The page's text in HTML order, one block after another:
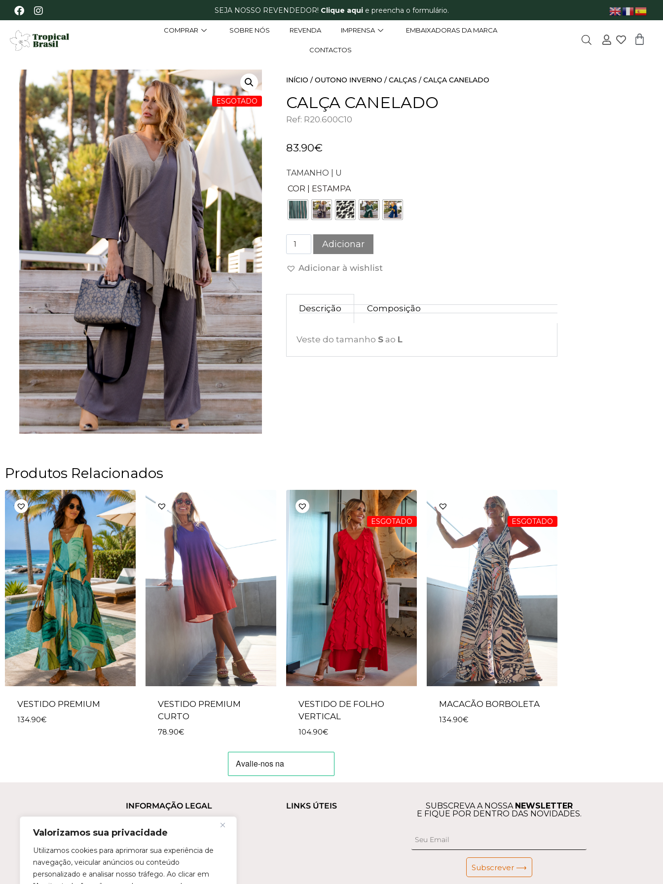
Valorizamos sua privacidade
Utilizamos cookies para aprimorar sua experiência de
navegação, veicular anúncios ou conteúdo
personalizado e analisar nosso tráfego. Ao clicar em
SEJA NOSSO REVENDEDOR! Clique aquie preencha o formulário.
COMPRAR SOBRE NÓS REVENDA IMPRENSA EMBAIXADORAS DA MARCA
CONTACTOS
ESGOTADO
INÍCIO /OUTONO INVERNO /CALÇAS / CALÇA CANELADO
CALÇA CANELADO
Ref: R20.600C10
83.90€
TAMANHO | U
COR | ESTAMPA
Adicionar
Adicionar à wishlist
Descrição Composição
Veste do tamanho S ao L
Produtos Relacionados
VESTIDO PREMIUM
134.90€
VESTIDO PREMIUM
CURTO
78.90€
ESGOTADO
VESTIDO DE FOLHO
VERTICAL
104.90€
ESGOTADO
MACACÃO BORBOLETA
134.90€
INFORMAÇÃO LEGAL
Política de Privacidade
Trocas e Devoluções
Perguntas Frequentes
Condições de Revenda
LINKS ÚTEIS SUBSCREVA A NOSSA NEWSLETTER
E FIQUE POR DENTRO DAS NOVIDADES.
Subscrever ⟶